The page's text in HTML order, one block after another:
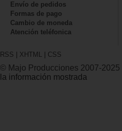
Envío de pedidos
Formas de pago
Cambio de moneda
Atención teléfonica
RSS XHTML CSS
© Majo Producciones 2007-2025
la información mostrada